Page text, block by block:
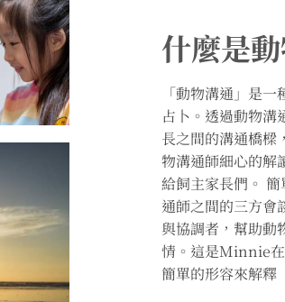
什麼是
「動物溝通」是
占卜。透過動物溝
長之間的溝通橋樑
物溝通師細心的解
給飼主家長們。
通師之間的三方會
與協調者，幫助動
情。這是Minnie
簡單的形容來解釋